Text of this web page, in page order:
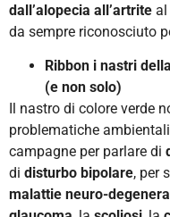
dall’alopecia all’artrite al
da sempre riconosciuto
Ribbon i nastri
(e non solo)
Il nastro di colore verde
problematiche
campagne per parlare di
di disturbo bipolare, per
malattie neuro-